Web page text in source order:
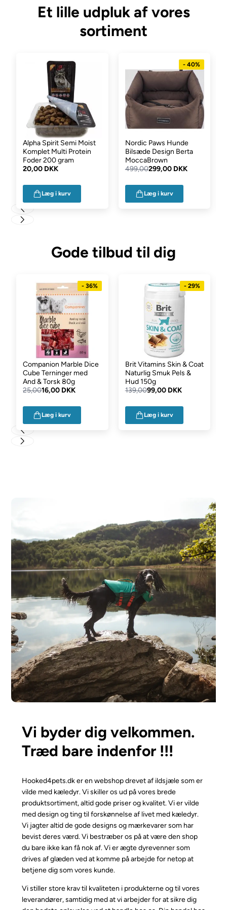
Et lille udpluk af vores
sortiment
Alpha Spirit Semi Moist
Komplet Multi Protein
Foder 200 gram
20,00 DKK
Læg i kurv
- 40%
Nordic Paws Hunde
Bilsæde Design Berta
MoccaBrown
499,00299,00 DKK
Læg i kurv
Gode tilbud til dig
- 36%
Companion Marble Dice
Cube Terninger med
And & Torsk 80g
25,0016,00 DKK
Læg i kurv
- 29%
Brit Vitamins Skin & Coat
Naturlig Smuk Pels &
Hud 150g
139,0099,00 DKK
Læg i kurv
Vi byder dig velkommen.
Træd bare indenfor !!!
Hooked4pets.dk er en webshop drevet af ildsjæle som er
vilde med kæledyr. Vi skiller os ud på vores brede
produktsortiment, altid gode priser og kvalitet. Vi er vilde
med design og ting til forskønnelse af livet med kæledyr.
Vi jagter altid de gode designs og mærkevarer som har
bevist deres værd. Vi bestræber os på at være den shop
du bare ikke kan få nok af. Vi er ægte dyrevenner som
drives af glæden ved at komme på arbejde for netop at
betjene dig som vores kunde.
Vi stiller store krav til kvaliteten i produkterne og til vores
leverandører, samtidig med at vi arbejder for at sikre dig